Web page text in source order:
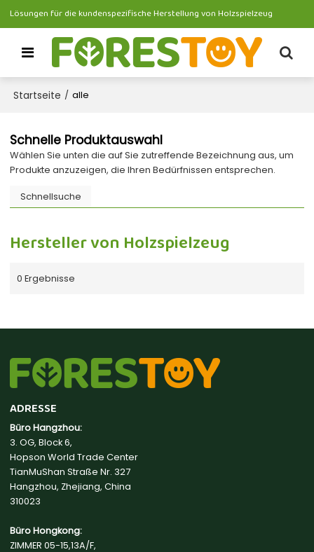
Lösungen für die kundenspezifische Herstellung von Holzspielzeug
Startseite / alle
Schnelle Produktauswahl
Wählen Sie unten die auf Sie zutreffende Bezeichnung aus, um
Produkte anzuzeigen, die Ihren Bedürfnissen entsprechen.
Schnellsuche
Hersteller von Holzspielzeug
0 Ergebnisse
ADRESSE
Büro Hangzhou:
3. OG, Block 6,
Hopson World Trade Center
TianMuShan Straße Nr. 327
Hangzhou, Zhejiang, China
310023
Büro Hongkong:
ZIMMER 05-15,13A/F,